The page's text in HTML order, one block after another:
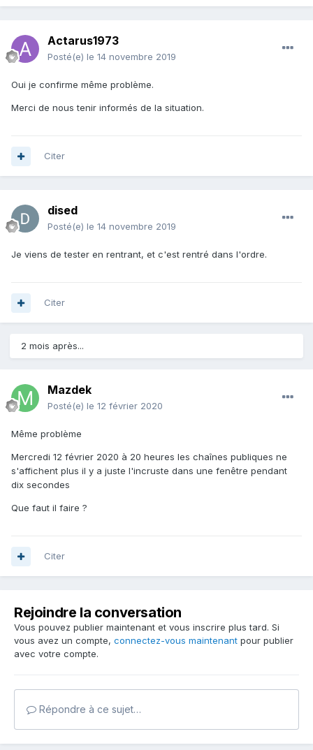
Actarus1973
Posté(e) le 14 novembre 2019
Oui je confirme même problème.
Merci de nous tenir informés de la situation.
Citer
dised
Posté(e) le 14 novembre 2019
Je viens de tester en rentrant, et c'est rentré dans l'ordre.
Citer
2 mois après...
Mazdek
Posté(e) le 12 février 2020
Même problème
Mercredi 12 février 2020 à 20 heures les chaînes publiques ne
s'affichent plus il y a juste l'incruste dans une fenêtre pendant
dix secondes
Que faut il faire ?
Citer
Rejoindre la conversation
Vous pouvez publier maintenant et vous inscrire plus tard. Si
vous avez un compte, connectez-vous maintenant pour publier
avec votre compte.
Répondre à ce sujet…